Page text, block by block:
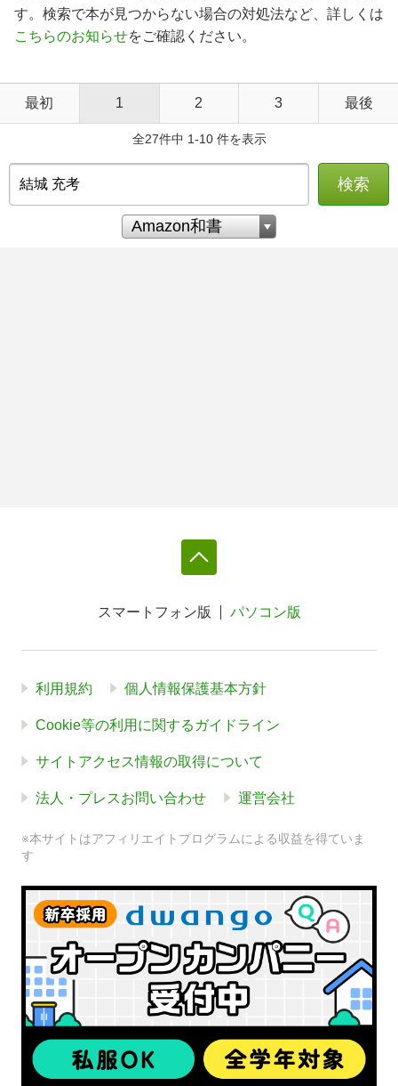
す。検索で本が見つからない場合の対処法など、詳しくは
こちらのお知らせをご確認ください。
最初 1 2 3 最後
全27件中 1-10 件を表示
検索
スマートフォン版 パソコン版
利用規約 個人情報保護基本方針
Cookie等の利用に関するガイドライン
サイトアクセス情報の取得について
法人・プレスお問い合わせ 運営会社
※本サイトはアフィリエイトプログラムによる収益を得ていま
す